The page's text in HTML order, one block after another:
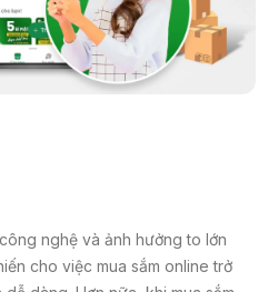
nghệ và ảnh hưởng to lớn
cho việc mua sắm online trở